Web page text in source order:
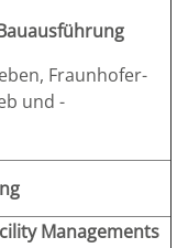
Fraunhofer-
und -
Managements